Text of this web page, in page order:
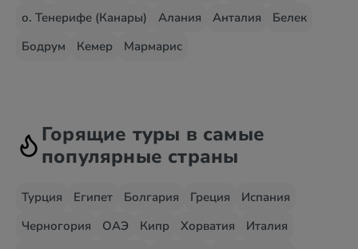
о. Тенерифе (Канары)
Алания Анталия
Белек
Бодрум
Кемер Мармарис
Горящие туры в самые
популярные страны
Турция Египет Болгария Греция
Испания
Черногория
ОАЭ Кипр Хорватия
Италия